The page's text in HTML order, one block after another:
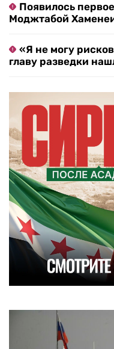
Появилось
Моджтабой
«Я не могу
главу разведки